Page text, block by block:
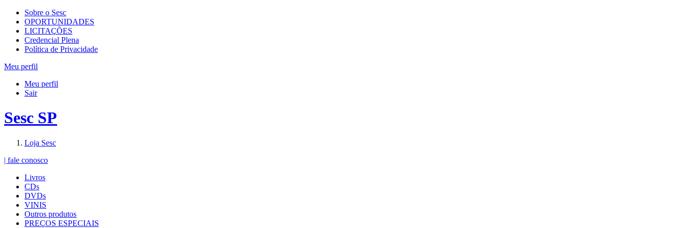
Sobre o Sesc
OPORTUNIDADES
LICITAÇÕES
Credencial Plena
Política de Privacidade
Meu perfil
Meu perfil
Sair
Sesc SP
Loja Sesc
| fale conosco
Livros
CDs
DVDs
VINIS
Outros produtos
PREÇOS ESPECIAIS